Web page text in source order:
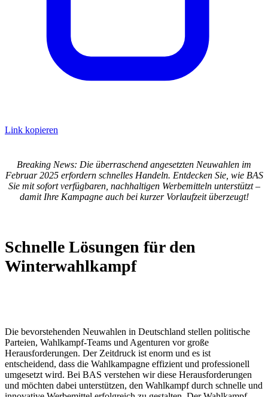
Link kopieren
Breaking News: Die überraschend angesetzten Neuwahlen im
Februar 2025 erfordern schnelles Handeln. Entdecken Sie, wie BAS
Sie mit sofort verfügbaren, nachhaltigen Werbemitteln unterstützt –
damit Ihre Kampagne auch bei kurzer Vorlaufzeit überzeugt!
Schnelle Lösungen für den
Winterwahlkampf
Die bevorstehenden Neuwahlen in Deutschland stellen politische
Parteien, Wahlkampf-Teams und Agenturen vor große
Herausforderungen. Der Zeitdruck ist enorm und es ist
entscheidend, dass die Wahlkampagne effizient und professionell
umgesetzt wird. Bei BAS verstehen wir diese Herausforderungen
und möchten dabei unterstützen, den Wahlkampf durch schnelle und